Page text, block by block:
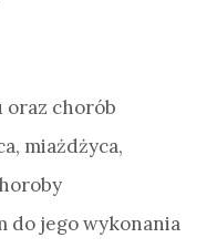
oraz chorób
miażdżyca,
do jego wykonania